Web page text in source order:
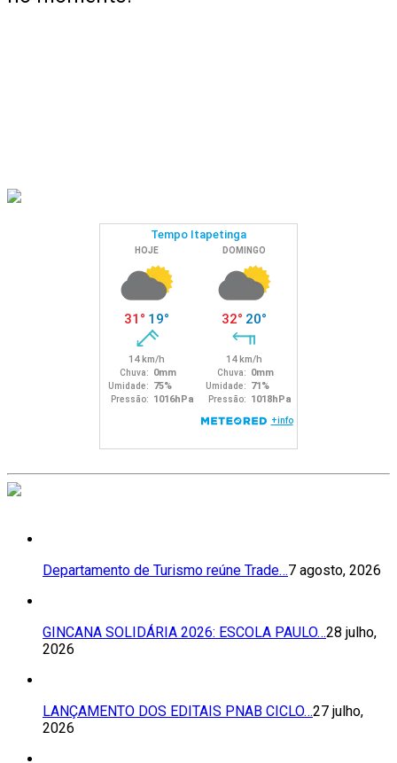
Departamento de Turismo reúne Trade…7 agosto, 2026
GINCANA SOLIDÁRIA 2026: ESCOLA PAULO…28 julho,
2026
LANÇAMENTO DOS EDITAIS PNAB CICLO…27 julho,
2026